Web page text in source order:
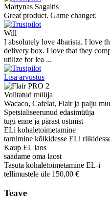
Martynas Sagaitis
Great product. Game changer.
Will
I absolutely love 4barista. I love
delivery box. I love that they
utilize for lea ...
Lisa arvustus
Volitatud müüja
Wacaco, Cafelat, Flair ja palju
Spetsialiseerunud edasimüüja
tugi enne ja pärast ostmist
ELi kohaletoimetamine
tarnimine kõikidesse ELi
Kaup EL laos
saadame oma laost
Tasuta kohaletoimetamine EL-i
tellimustele üle 150,00 €
Teave